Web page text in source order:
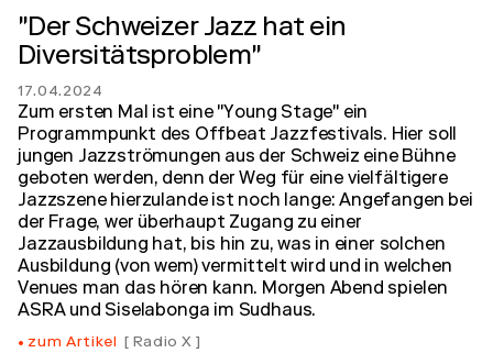
"Der Schweizer Jazz hat ein
Diversitätsproblem"
17.04.2024
Zum ersten Mal ist eine "Young Stage" ein
Programmpunkt des Offbeat Jazzfestivals. Hier soll
jungen Jazzströmungen aus der Schweiz eine Bühne
geboten werden, denn der Weg für eine vielfältigere
Jazzszene hierzulande ist noch lange: Angefangen bei
der Frage, wer überhaupt Zugang zu einer
Jazzausbildung hat, bis hin zu, was in einer solchen
Ausbildung (von wem) vermittelt wird und in welchen
Venues man das hören kann. Morgen Abend spielen
ASRA und Siselabonga im Sudhaus.
zum Artikel Radio X